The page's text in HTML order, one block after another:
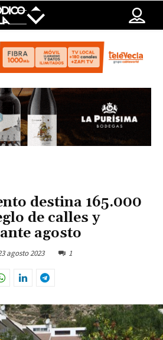
destina 165.000
de calles y
agosto
agosto 2023 1